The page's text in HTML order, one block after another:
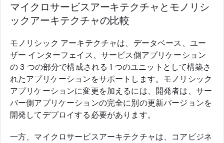
マイクロサービスアーキテクチャとモノリシ
ックアーキテクチャの比較
モノリシック アーキテクチャは、データベース、ユー
ザー インターフェイス、サービス側アプリケーション
の 3 つの部分で構成される 1 つのユニットとして構築さ
れたアプリケーションをサポートします。モノリシック
アプリケーションに変更を加えるには、開発者は、サー
バー側アプリケーションの完全に別の更新バージョンを
開発してデプロイする必要があります。
一方、マイクロサービスアーキテクチャは、コアビジネ